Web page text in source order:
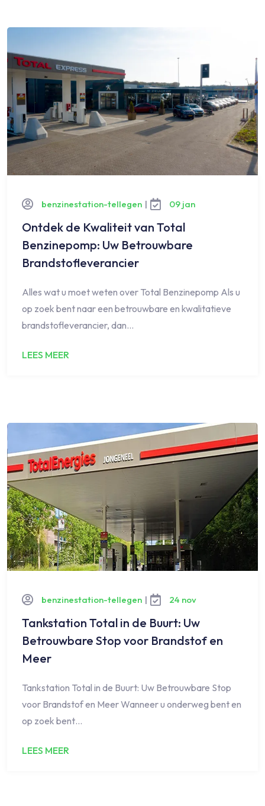
benzinestation-tellegen | 09 jan
Ontdek de Kwaliteit van Total
Benzinepomp: Uw Betrouwbare
Brandstofleverancier
Alles wat u moet weten over Total Benzinepomp Als u
op zoek bent naar een betrouwbare en kwalitatieve
brandstofleverancier, dan…
LEES MEER
benzinestation-tellegen | 24 nov
Tankstation Total in de Buurt: Uw
Betrouwbare Stop voor Brandstof en
Meer
Tankstation Total in de Buurt: Uw Betrouwbare Stop
voor Brandstof en Meer Wanneer u onderweg bent en
op zoek bent…
LEES MEER